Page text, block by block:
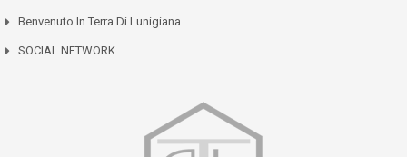
Benvenuto In Terra Di Lunigiana
SOCIAL NETWORK